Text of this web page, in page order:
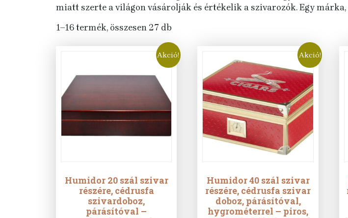
miatt szerte a világon vásárolják és értékelik a szivarozók. Egy
1–16 termék, összesen 27 db
Akció!
Humidor 20 szál szivar
részére, cédrusfa
szivardoboz,
párásítóval –
Akció!
Humidor 40 szál szivar
részére, cédrusfa szivar
doboz, párásítóval,
hygrométerrel – piros,